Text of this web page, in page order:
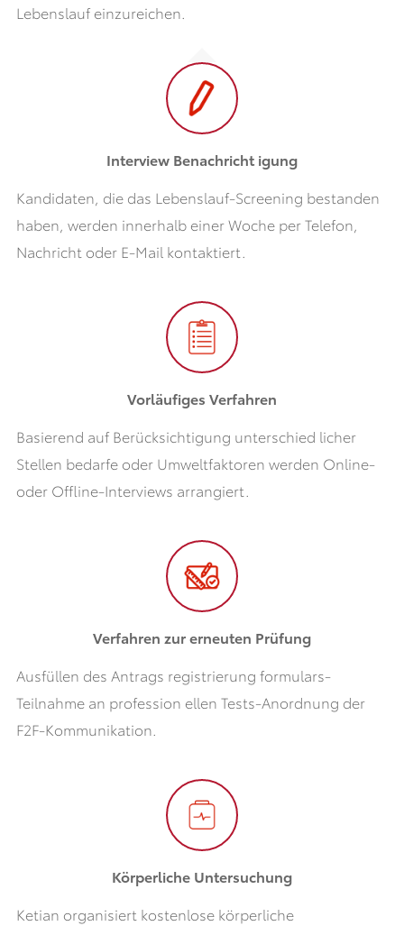
Lebenslauf einzureichen.
Interview Benachricht igung
Kandidaten, die das Lebenslauf-Screening bestanden
haben, werden innerhalb einer Woche per Telefon,
Nachricht oder E-Mail kontaktiert.
Vorläufiges Verfahren
Basierend auf Berücksichtigung unterschied licher
Stellen bedarfe oder Umweltfaktoren werden Online-
oder Offline-Interviews arrangiert.
Verfahren zur erneuten Prüfung
Ausfüllen des Antrags registrierung formulars-
Teilnahme an profession ellen Tests-Anordnung der
F2F-Kommunikation.
Körperliche Untersuchung
Ketian organisiert kostenlose körperliche